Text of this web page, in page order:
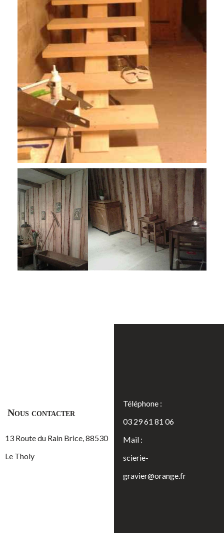
Nous contacter
13 Route du Rain Brice, 88530
Le Tholy
Téléphone :
03 29 61 81 06
Mail :
scierie-
gravier@orange.fr